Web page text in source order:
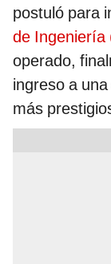
postuló para
de Ingeniería
operado,
ingreso a
más